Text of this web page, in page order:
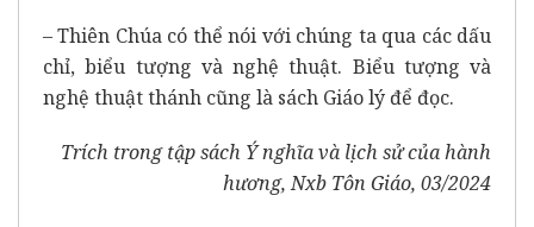
– Thiên Chúa có thể nói với chúng ta qua các dấu
chỉ, biểu tượng và nghệ thuật. Biểu tượng và
nghệ thuật thánh cũng là sách Giáo lý để đọc.
Trích trong tập sách Ý nghĩa và lịch sử của hành
hương, Nxb Tôn Giáo, 03/2024